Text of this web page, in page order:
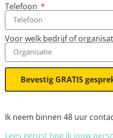
Telefoon
Voor welk bedrijf of
Bevestig GRATIS
Ik neem binnen 48 uur
Lees gerust hoe ik jouw